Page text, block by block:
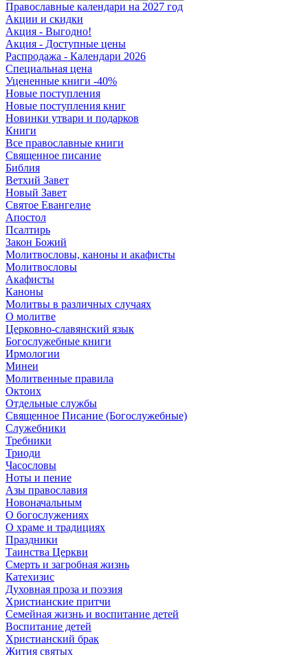
Православные календари на 2027 год
Акции и скидки
Акция - Выгодно!
Акция - Доступные цены
Распродажа - Календари 2026
Специальная цена
Уцененные книги -40%
Новые поступления
Новые поступления книг
Новинки утвари и подарков
Книги
Все православные книги
Священное писание
Библия
Ветхий Завет
Новый Завет
Святое Евангелие
Апостол
Псалтирь
Закон Божий
Молитвословы, каноны и акафисты
Молитвословы
Акафисты
Каноны
Молитвы в различных случаях
О молитве
Церковно-славянский язык
Богослужебные книги
Ирмологии
Минеи
Молитвенные правила
Октоих
Отдельные службы
Священное Писание (Богослужебные)
Служебники
Требники
Триоди
Часословы
Ноты и пение
Азы православия
Новоначальным
О богослужениях
О храме и традициях
Праздники
Таинства Церкви
Смерть и загробная жизнь
Катехизис
Духовная проза и поэзия
Христианские притчи
Семейная жизнь и воспитание детей
Воспитание детей
Христианский брак
Жития святых